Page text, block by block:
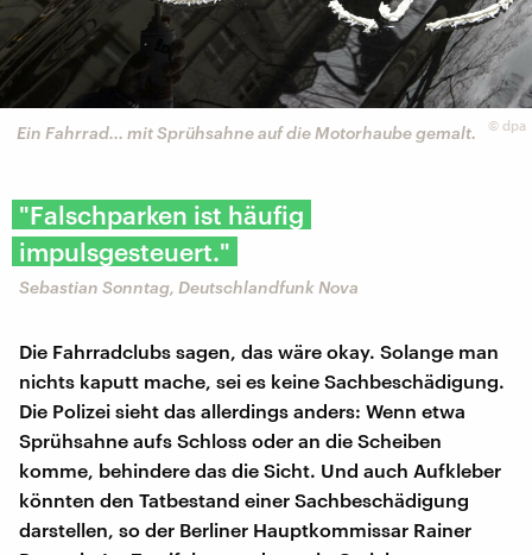
© dpa
Ein Fahrrad... mit Sprühsahne auf die Motorhaube gemalt.
"Falschparken ist häufig
impulsgesteuert."
Sebastian Sonntag, Deutschlandfunk Nova
Die Fahrradclubs sagen, das wäre okay. Solange man
nichts kaputt mache, sei es keine Sachbeschädigung.
Die Polizei sieht das allerdings anders: Wenn etwa
Sprühsahne aufs Schloss oder an die Scheiben
komme, behindere das die Sicht. Und auch Aufkleber
könnten den Tatbestand einer Sachbeschädigung
darstellen, so der Berliner Hauptkommissar Rainer